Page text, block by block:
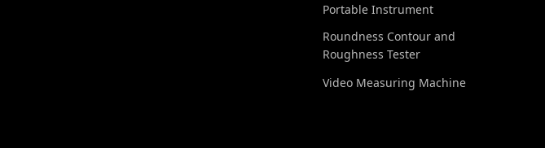
Portable Instrument
Roundness Contour and
Roughness Tester
Video Measuring Machine